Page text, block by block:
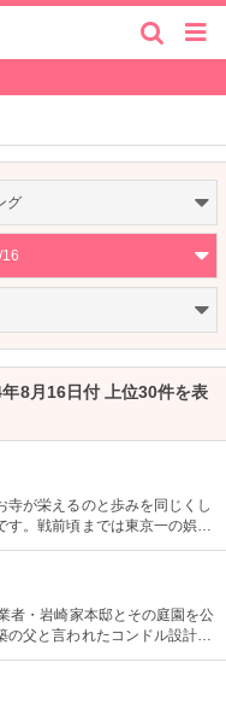
グ
8月16日付 上位30件を表
寺が栄えるのと歩みを同じくし
す。戦前頃までは東京一の娯楽
。榎本健一（エノケン）、渥美
、ここで芸を磨いて人気者に
芸能の街として愛されていま
者・岩崎家本邸とその庭園を公
の父と言われたコンドル設計の
造建築で見応えたっぷり。重要